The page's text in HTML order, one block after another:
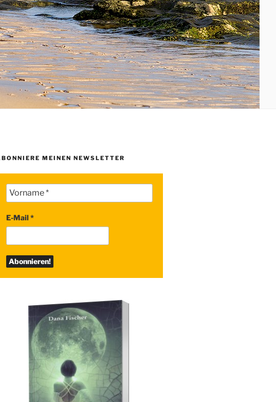
MEINEN NEWSLETTER
E-Mail*